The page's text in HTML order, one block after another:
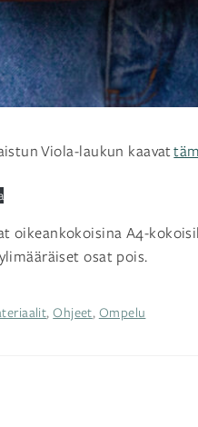
Viola-laukun kaavat
oikeankokoisina A4-
osat pois.
,Ohjeet, Ompelu